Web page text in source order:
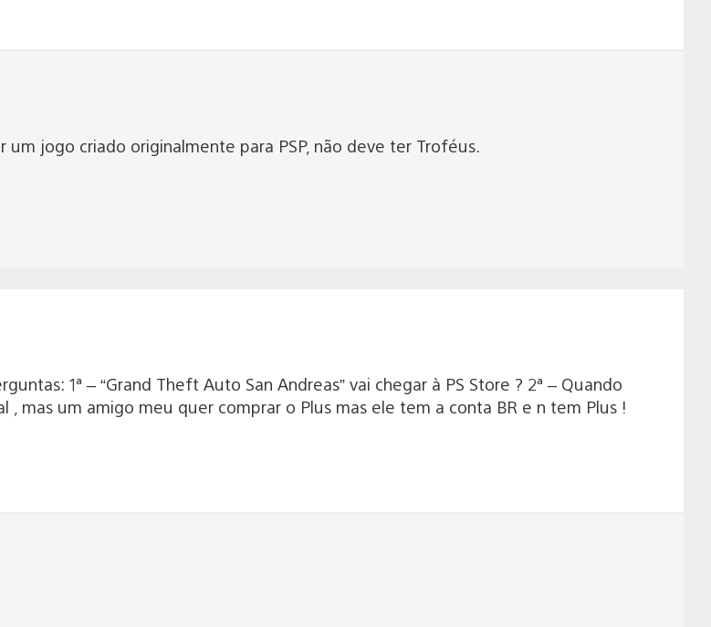
um jogo criado originalmente para PSP, não deve ter Troféus.
1ª – “Grand Theft Auto San Andreas” vai chegar à PS Store ? 2ª – Quando
, mas um amigo meu quer comprar o Plus mas ele tem a conta BR e n tem Plus !